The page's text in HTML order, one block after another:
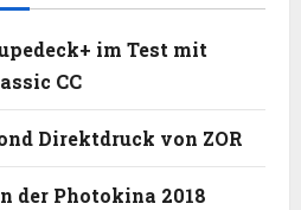
im Test mit
CC
Direktdruck von ZOR
der Photokina 2018